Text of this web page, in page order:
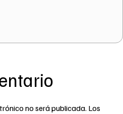
no será publicada. Los